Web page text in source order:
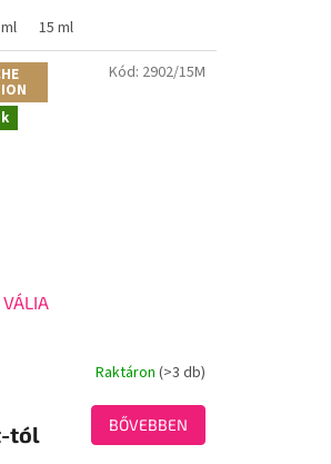
15 ml
Raktáron (>3 db)
tól BŐVEBBEN
Kód: 2902/15M